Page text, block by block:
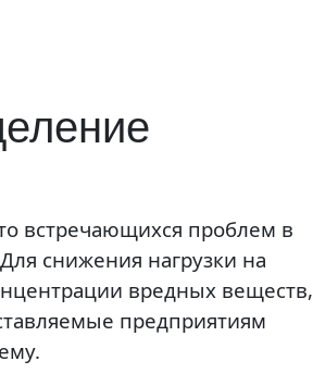
встречающихся проблем в
снижения нагрузки на
вредных веществ,
предприятиям